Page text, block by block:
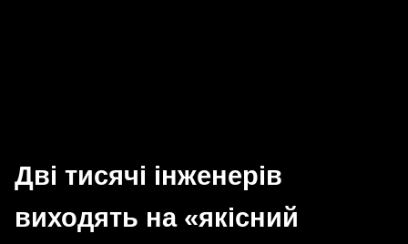
Дві тисячі інженерів
виходять на «якісний